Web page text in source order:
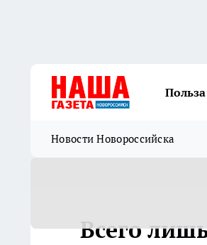
Польза
Новости Новороссийска
Всего